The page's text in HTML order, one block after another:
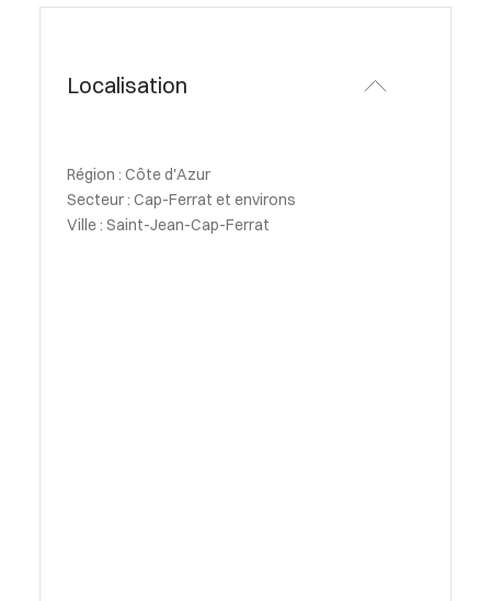
Localisation
Région : Côte d'Azur
Secteur : Cap-Ferrat et environs
Ville : Saint-Jean-Cap-Ferrat